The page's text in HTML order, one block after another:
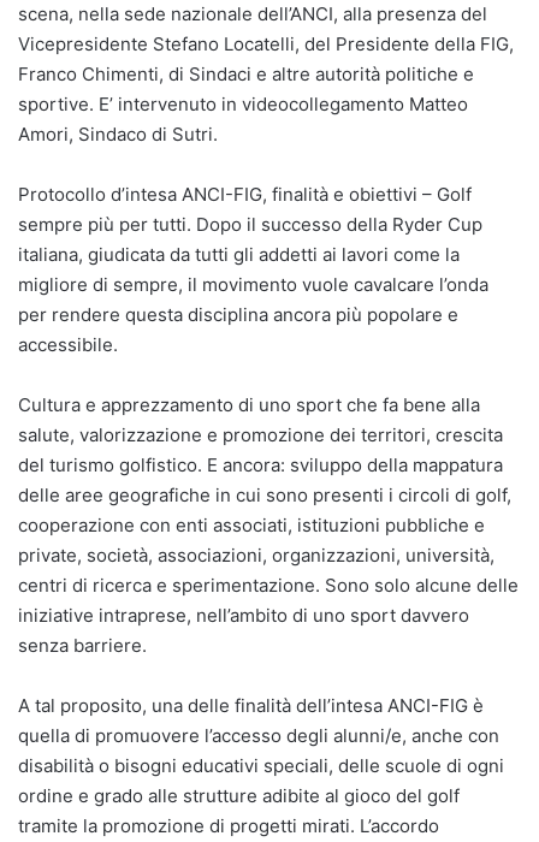
scena, nella sede nazionale dell’ANCI, alla presenza del
Vicepresidente Stefano Locatelli, del Presidente della FIG,
Franco Chimenti, di Sindaci e altre autorità politiche e
sportive. E’ intervenuto in videocollegamento Matteo
Amori, Sindaco di Sutri.
Protocollo d’intesa ANCI-FIG, finalità e obiettivi – Golf
sempre più per tutti. Dopo il successo della Ryder Cup
italiana, giudicata da tutti gli addetti ai lavori come la
migliore di sempre, il movimento vuole cavalcare l’onda
per rendere questa disciplina ancora più popolare e
accessibile.
Cultura e apprezzamento di uno sport che fa bene alla
salute, valorizzazione e promozione dei territori, crescita
del turismo golfistico. E ancora: sviluppo della mappatura
delle aree geografiche in cui sono presenti i circoli di golf,
cooperazione con enti associati, istituzioni pubbliche e
private, società, associazioni, organizzazioni, università,
centri di ricerca e sperimentazione. Sono solo alcune delle
iniziative intraprese, nell’ambito di uno sport davvero
senza barriere.
A tal proposito, una delle finalità dell’intesa ANCI-FIG è
quella di promuovere l’accesso degli alunni/e, anche con
disabilità o bisogni educativi speciali, delle scuole di ogni
ordine e grado alle strutture adibite al gioco del golf
tramite la promozione di progetti mirati. L’accordo